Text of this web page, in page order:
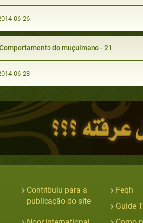
06-26
do muçulmano - 21
06-28
Contribuiu para a
publicação do site
Feqh
Guide